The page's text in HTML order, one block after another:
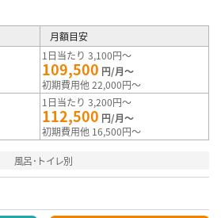
月額目安
1日当たり 3,100円～
109,500 円/月～
初期費用他 22,000円～
1日当たり 3,200円～
112,500 円/月～
初期費用他 16,500円～
風呂･トイレ別